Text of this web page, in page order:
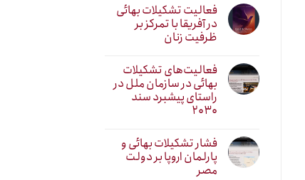
فعالیت تشکیلات بهائی
در آفریقا با تمرکز بر
ظرفیت زنان
فعالیت‌های تشکیلات
بهائی در سازمان ملل در
راستای پیشبرد سند
۲۰۳۰
فشار تشکیلات بهائی و
پارلمان اروپا بر دولت
مصر